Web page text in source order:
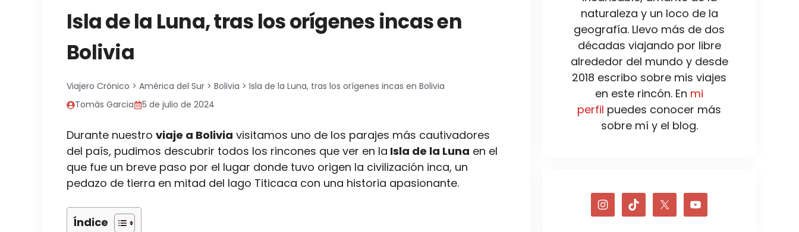
Isla de la Luna, tras los orígenes incas en
Bolivia
Viajero Crónico > América del Sur > Bolivia > Isla de la Luna, tras los orígenes incas en Bolivia
Tomàs Garcia
5 de julio de 2024
Durante nuestro viaje a Bolivia visitamos uno de los parajes más cautivadores
del país, pudimos descubrir todos los rincones que ver en la Isla de la Luna en el
que fue un breve paso por el lugar donde tuvo origen la civilización inca, un
pedazo de tierra en mitad del lago Titicaca con una historia apasionante.
Índice
naturaleza y un loco de la
geografía. Llevo más de dos
décadas viajando por libre
alrededor del mundo y desde
2018 escribo sobre mis viajes
en este rincón. En mi
perfil puedes conocer más
sobre mí y el blog.